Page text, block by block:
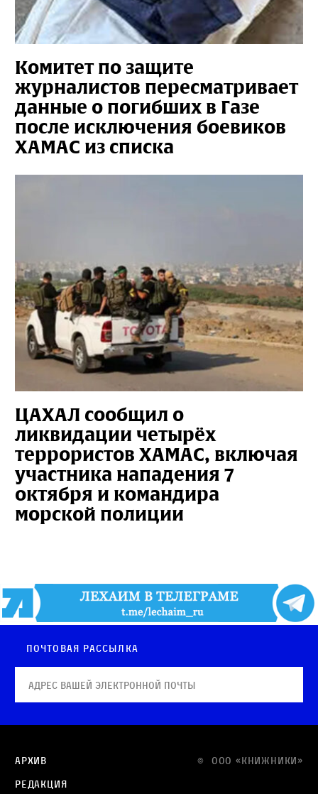
Комитет по защите
журналистов пересматривает
данные о погибших в Газе
после исключения боевиков
ХАМАС из списка
ЦАХАЛ сообщил о
ликвидации четырёх
террористов ХАМАС, включая
участника нападения 7
октября и командира
морской полиции
Почтовая рассылка
© OOO «КНИЖНИКИ»
Архив
Редакция